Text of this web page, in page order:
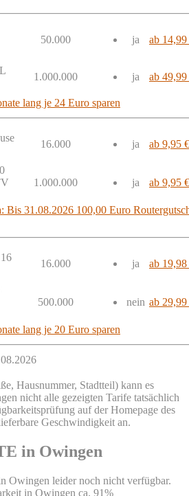
50.000 ja ab 14,99
1.000.000 ja ab 49,99
lang je 24 Euro sparen
16.000 ja ab 9,95 €
1.000.000 ja ab 9,95 €
: Bis 31.08.2026 100,00 Euro
16.000 ja ab 19,98
500.000 nein ab 29,99
lang je 20 Euro sparen
Hausnummer, Stadtteil) kann es
nicht alle gezeigten Tarife tatsächlich
auf der Homepage des
Geschwindigkeit an.
in Owingen
Owingen leider noch nicht verfügbar.
in Owingen ca. 91%